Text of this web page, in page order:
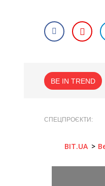
BE IN TREND
СПЕЦПРОЄКТИ
BIT.UA